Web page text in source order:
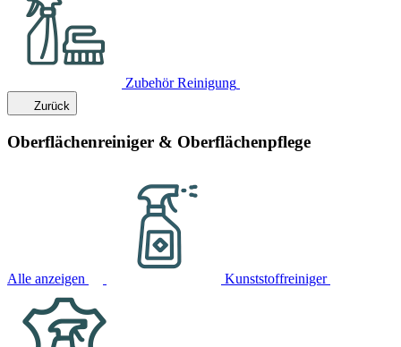
Zubehör Reinigung
Zurück
Oberflächenreiniger & Oberflächenpflege
Alle anzeigen Kunststoffreiniger